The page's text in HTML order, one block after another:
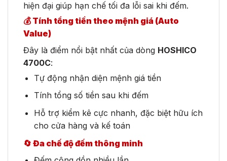
hiện đại giúp hạn chế tối đa lỗi sai khi đếm.
💰 Tính tổng tiền theo mệnh giá (Auto
Value)
Đây là điểm nổi bật nhất của dòng HOSHICO
4700C:
Tự động nhận diện mệnh giá tiền
Tính tổng số tiền sau khi đếm
Hỗ trợ kiểm kê cực nhanh, đặc biệt hữu ích
cho cửa hàng và kế toán
🔄 Đa chế độ đếm thông minh